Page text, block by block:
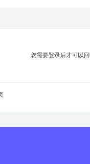
您需要登录后才可以